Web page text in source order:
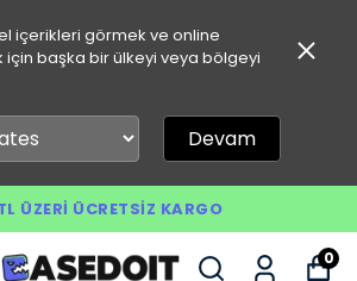
içerikleri görmek ve online
için başka bir ülkeyi veya bölgeyi
Devam
ÜZERI ÜCRETSIZ KARGO
0